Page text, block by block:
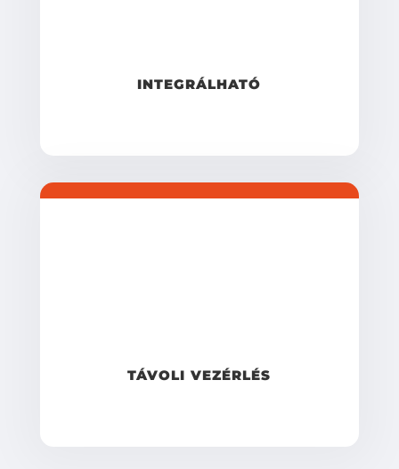
INTEGRÁLHATÓ
TÁVOLI VEZÉRLÉS